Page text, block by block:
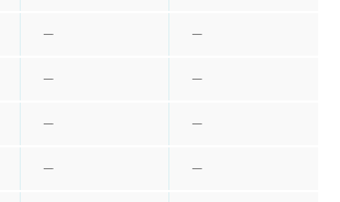
— —
— —
— —
— —